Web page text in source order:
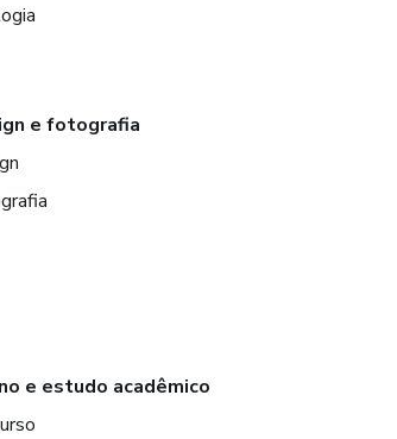
e fotografia
e estudo acadêmico